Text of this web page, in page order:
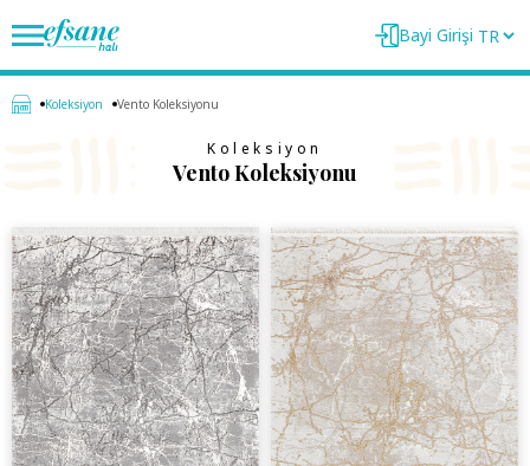
Bayi Girişi
Koleksiyon Vento Koleksiyonu
Koleksiyon
Vento Koleksiyonu